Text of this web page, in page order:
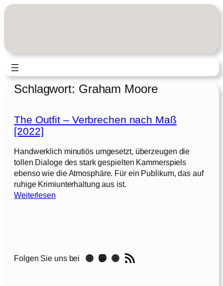
Zum
Schlagwort: Graham Moore
The Outfit – Verbrechen nach Maß
[2022]
Handwerklich minutiös umgesetzt, überzeugen die
tollen Dialoge des stark gespielten Kammerspiels
ebenso wie die Atmosphäre. Für ein Publikum, das auf
ruhige Krimiunterhaltung aus ist.
Weiterlesen:
t
Folgen Sie uns bei Instagram Mastodon Threads RSS-Feed